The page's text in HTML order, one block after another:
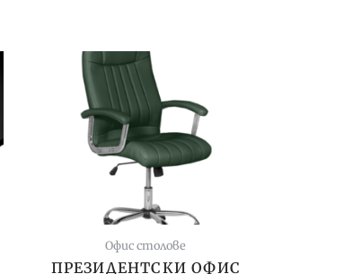
Офис столове
ПРЕЗИДЕНТСКИ ОФИС